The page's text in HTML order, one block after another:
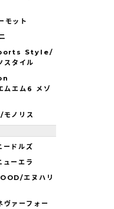
ット
Style/
スタイル
エム6 メゾ
ノリス
ドルズ
ーエラ
エヌハリ
ァーフォー